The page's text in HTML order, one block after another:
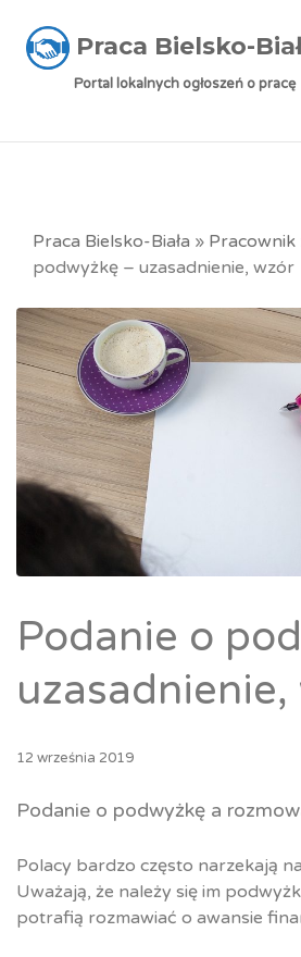
Praca Bielsko-
Portal lokalnych ogłoszeń o pracę
Praca Bielsko-Biała » Pracownik
podwyżkę – uzasadnienie, wzór
Podanie o
12 września 2019
Podanie o podwyżkę a
Polacy bardzo często narzekają
Uważają, że należy się im
potrafią rozmawiać o awansie